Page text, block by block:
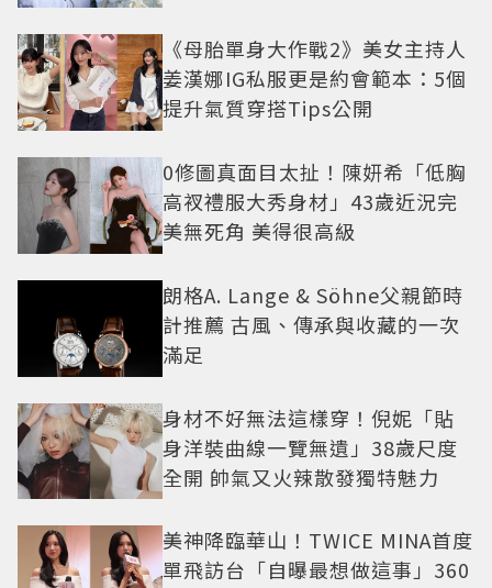
《母胎單身大作戰2》美女主持人
姜漢娜IG私服更是約會範本：5個
提升氣質穿搭Tips公開
0修圖真面目太扯！陳妍希「低胸
高衩禮服大秀身材」43歲近況完
美無死角 美得很高級
朗格A. Lange & Söhne父親節時
計推薦 古風、傳承與收藏的一次
滿足
身材不好無法這樣穿！倪妮「貼
身洋裝曲線一覽無遺」38歲尺度
全開 帥氣又火辣散發獨特魅力
美神降臨華山！TWICE MINA首度
單飛訪台「自曝最想做這事」360